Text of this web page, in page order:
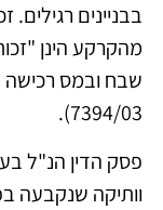
בבניינים רגילים.
מהקרקע הינן
שבח ובמס
7394/03).
פסק הדין הנ"ל